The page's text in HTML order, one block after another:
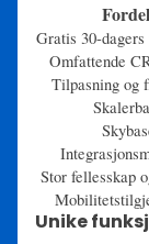
Gratis 30-dagers
Omfattende
Tilpasning og
Stor fellesskap
Unike